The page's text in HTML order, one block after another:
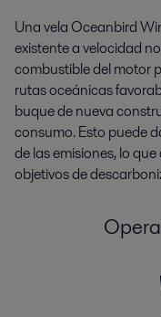
Una vela Oceanbird
existente a velocidad
combustible del motor
rutas oceánicas
buque de nueva
consumo. Esto puede
de las emisiones, lo
objetivos de